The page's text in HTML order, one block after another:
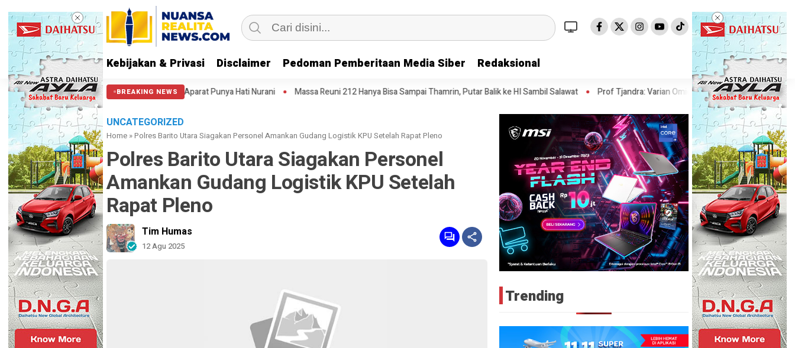
Kebijakan & Privasi Disclaimer Pedoman Pemberitaan Media Siber Redaksional
BREAKING NEWS
di Patung Kuda: Semoga Aparat Punya Hati Nurani Massa Reuni 212 Hanya Bisa Sampai Thamrin, Putar Balik ke HI Sambil Salawat Prof Tjandra: Varian Omicron Mungkin Berdampak pada Obat Pasien
UNCATEGORIZED
Home »Polres Barito Utara Siagakan Personel Amankan Gudang Logistik KPU Setelah Rapat Pleno
Polres Barito Utara Siagakan Personel
Amankan Gudang Logistik KPU Setelah
Rapat Pleno
Tim Humas
12 Agu 2025
Trending